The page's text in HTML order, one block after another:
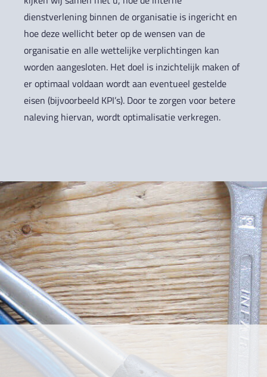
dienstverlening binnen de organisatie is ingericht en
hoe deze wellicht beter op de wensen van de
organisatie en alle wettelijke verplichtingen kan
worden aangesloten. Het doel is inzichtelijk maken of
er optimaal voldaan wordt aan eventueel gestelde
eisen (bijvoorbeeld KPI’s). Door te zorgen voor betere
naleving hiervan, wordt optimalisatie verkregen.